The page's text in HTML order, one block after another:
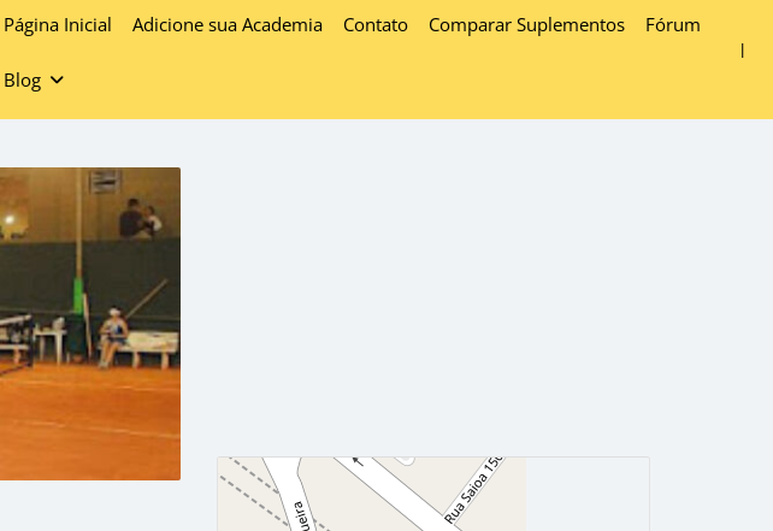
Página Inicial Adicione sua Academia Contato Comparar Suplementos Fórum
Blog